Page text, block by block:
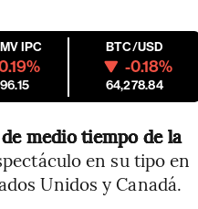
IPC BTC/USD
-0.18%
64,278.84
medio tiempo de la
en su tipo en
Unidos y Canadá.